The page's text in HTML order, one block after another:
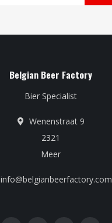
Belgian Beer Factory
Bier Specialist
Wenenstraat 9
2321
Meer
info@belgianbeerfactory.com